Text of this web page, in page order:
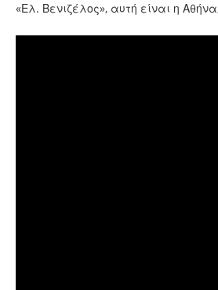
«Ελ. Βενιζέλος», αυτή είναι η